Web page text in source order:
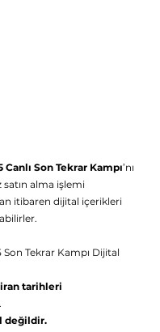
Canlı Son Tekrar Kampı’nı
alma işlemi
itibaren dijital içerikleri
Son Tekrar Kampı Dijital
tarihleri
değildir.